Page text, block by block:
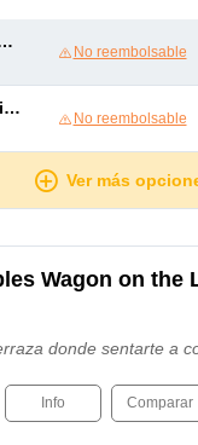
No reembolsable
No reembolsable
Ver más
Wagon on the
donde sentarte a
Info Comparar